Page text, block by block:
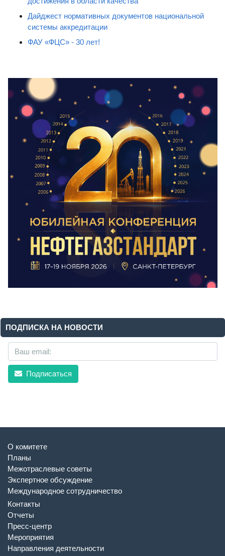
Дайджест нормативных документов национальной
системы аккредитации
ФАУ «ФЦС» - 30 лет!
ПОДПИСКА НА НОВОСТИ
Подписаться
О комитете
Планы
Межотраслевые советы
Экспертное обсуждение
Международное сотрудничество
Контакты
Отчеты
Пресс-центр
Мероприятия
Направления деятельности